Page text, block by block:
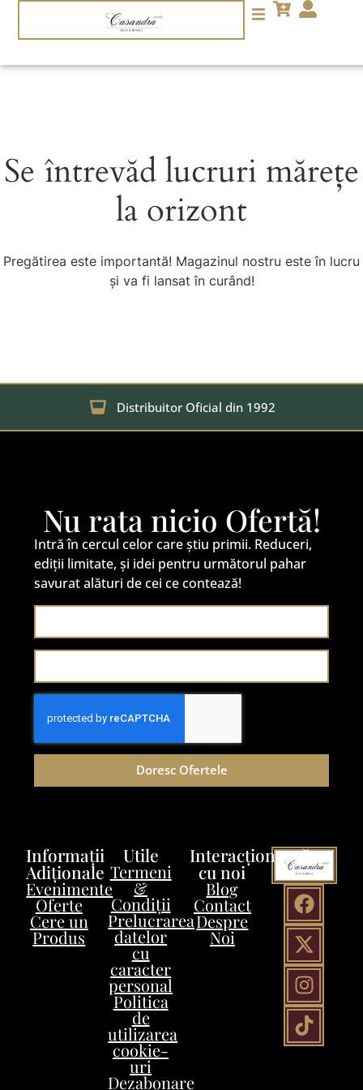
Se întrevăd lucruri mărețe
la orizont
Pregătirea este importantă! Magazinul nostru este în lucru
și va fi lansat în curând!
Distribuitor Oficial din 1992
Nu rata nicio Ofertă!
Intră în cercul celor care știu primii. Reduceri,
ediții limitate, și idei pentru următorul pahar
savurat alături de cei ce contează!
Doresc Ofertele
Interacționează
cu noi
Blog
Contact
Despre
Noi
Utile
Termeni
&
Condiții
Prelucrarea
datelor
cu
caracter
personal
Politica
de
utilizarea
cookie-
uri
Dezabonare
Informații
Adiționale
Evenimente
Oferte
Cere un
Produs